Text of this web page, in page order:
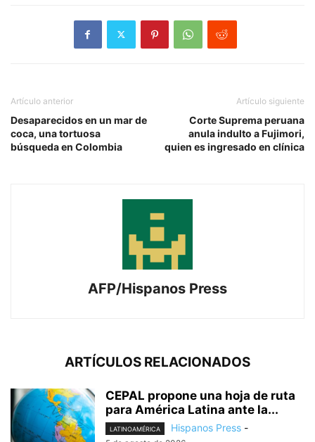
Artículo anterior
Desaparecidos en un mar de
coca, una tortuosa
búsqueda en Colombia
Artículo siguiente
Corte Suprema peruana
anula indulto a Fujimori,
quien es ingresado en clínica
AFP/Hispanos Press
ARTÍCULOS RELACIONADOS
CEPAL propone una hoja de ruta
para América Latina ante la...
LATINOAMÉRICA Hispanos Press -